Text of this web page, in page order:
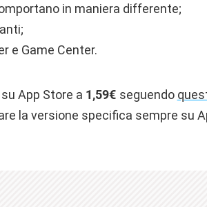
in maniera differente;
e Game Center.
App Store a 1,59€ seguendo
la versione specifica sempre su